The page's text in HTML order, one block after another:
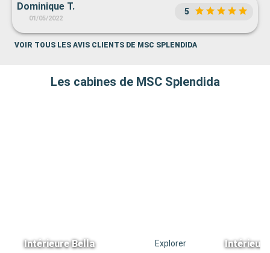
Dominique T.
01/05/2022
5
VOIR TOUS LES AVIS CLIENTS DE MSC SPLENDIDA
Les cabines de MSC Splendida
Intérieure Bella Explorer